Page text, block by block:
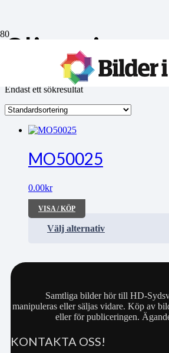
Sliperier
Endast ett sökresultat
MO50025
0.00kr
VISA / KÖP
Välj alternativ
Samtliga bilder hör till HD-
manipuleras eller säljas vidare. Köp av
eller för publiceringen.
KONTAKTA OSS!